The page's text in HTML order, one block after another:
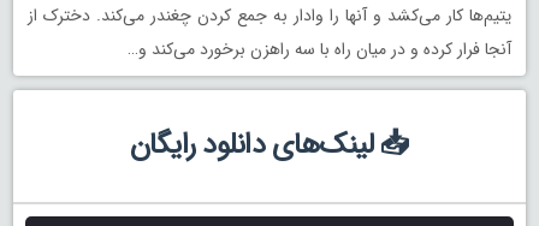
یتیم‌ها کار می‌کشد و آنها را وادار به جمع کردن چغندر می‌کند. دخترک از
آنجا فرار کرده و در میان راه با سه راهزن برخورد می‌کند و…
📥 لینک‌های دانلود رایگان